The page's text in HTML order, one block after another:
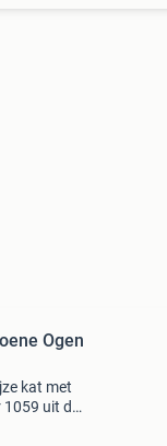
Ogen
kat met
1059 uit de